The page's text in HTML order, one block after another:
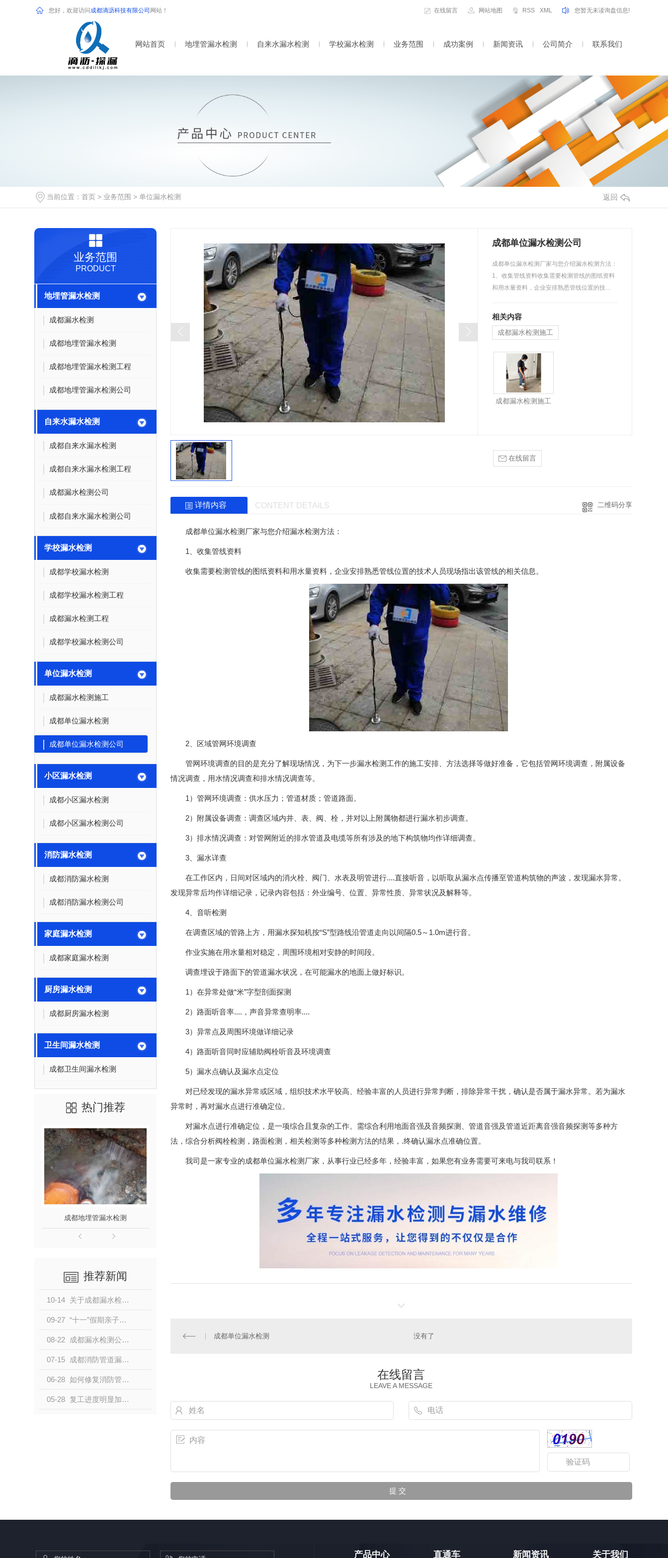
您好，欢迎访问 成都滴沥科技有限公司 网站！ 在线留言 网站地图 RSS XML 您暂无未读询盘信息!
网站首页 地埋管漏水检测 自来水漏水检测 学校漏水检测 业务范围 成功案例 新闻资讯 公司简介 联系我们
当前位置： 首页 > 业务范围 > 单位漏水检测 返回
业务范围
PRODUCT
地埋管漏水检测
成都漏水检测
成都地埋管漏水检测
成都地埋管漏水检测工程
成都地埋管漏水检测公司
自来水漏水检测
成都自来水漏水检测
成都自来水漏水检测工程
成都漏水检测公司
成都自来水漏水检测公司
学校漏水检测
成都学校漏水检测
成都学校漏水检测工程
成都漏水检测工程
成都学校漏水检测公司
单位漏水检测
成都漏水检测施工
成都单位漏水检测
成都单位漏水检测公司
小区漏水检测
成都小区漏水检测
成都小区漏水检测公司
消防漏水检测
成都消防漏水检测
成都消防漏水检测公司
家庭漏水检测
成都家庭漏水检测
厨房漏水检测
成都厨房漏水检测
卫生间漏水检测
成都卫生间漏水检测
热门推荐
成都地埋管漏水检测 成都学校漏水检测
推荐新闻
10-14 关于成都漏水检测人员的注意事项！
09-27 “十一”假期亲子游、自驾游热度高
08-22 成都漏水检测公司分享生活中常见漏水场合
07-15 成都消防管道漏水检测方法是什么？
06-28 如何修复消防管道漏水？看成都自来水漏水检测公司小编怎么说
05-28 复工进度明显加快 工信部部署全力提振工业经济举措
成都单位漏水检测公司
成都单位漏水检测厂家与您介绍漏水检测方法：
1、收集管线资料收集需要检测管线的图纸资料
和用水量资料，企业安排熟悉管线位置的技…
相关内容
成都漏水检测施工
成都漏水检测施工
在线留言
详情内容 CONTENT DETAILS 二维码分享
成都单位漏水检测 厂家与您介绍漏水检测方法：
1、收集管线资料
收集需要检测管线的图纸资料和用水量资料，企业安排熟悉管线位置的技术人员现场指出该管线的相关信息。
2、区域管网环境调查
管网环境调查的目的是充分了解现场情况，为下一步漏水检测工作的施工安排、方法选择等做好准备，它包括管网环境调查，附属设备
情况调查，用水情况调查和排水情况调查等。
1）管网环境调查：供水压力；管道材质；管道路面。
2）附属设备调查：调查区域内井、表、阀、栓，并对以上附属物都进行漏水初步调查。
3）排水情况调查：对管网附近的排水管道及电缆等所有涉及的地下构筑物均作详细调查。
3、漏水详查
在工作区内，日间对区域内的消火栓、阀门、水表及明管进行....直接听音，以听取从漏水点传播至管道构筑物的声波，发现漏水异常。
发现异常后均作详细记录，记录内容包括：外业编号、位置、异常性质、异常状况及解释等。
4、音听检测
在调查区域的管路上方，用漏水探知机按“S”型路线沿管道走向以间隔0.5～1.0m进行音。
作业实施在用水量相对稳定，周围环境相对安静的时间段。
调查埋设于路面下的管道漏水状况，在可能漏水的地面上做好标识。
1）在异常处做“米”字型剖面探测
2）路面听音率....，声音异常查明率....
3）异常点及周围环境做详细记录
4）路面听音同时应辅助阀栓听音及环境调查
5）漏水点确认及漏水点定位
对已经发现的漏水异常或区域，组织技术水平较高、经验丰富的人员进行异常判断，排除异常干扰，确认是否属于漏水异常。若为漏水
异常时，再对漏水点进行准确定位。
对漏水点进行准确定位，是一项综合且复杂的工作。需综合利用地面音强及音频探测、管道音强及管道近距离音强音频探测等多种方
法，综合分析阀栓检测，路面检测，相关检测等多种检测方法的结果，.终确认漏水点准确位置。
我司是一家专业的成都单位漏水检测厂家，从事行业已经多年，经验丰富，如果您有业务需要可来电与我司联系！
成都单位漏水检测 没有了
在线留言
LEAVE A MESSAGE
产品中心 直通车 新闻资讯 关于我们